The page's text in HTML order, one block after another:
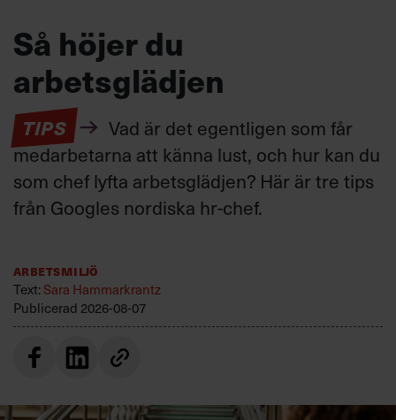
Så höjer du
arbetsglädjen
TIPS
Vad är det egentligen som får
medarbetarna att känna lust, och hur kan du
som chef lyfta arbetsglädjen? Här är tre tips
från Googles nordiska hr-chef.
Arbetsmiljö
Text:Sara Hammarkrantz
Publicerad 2026-08-07